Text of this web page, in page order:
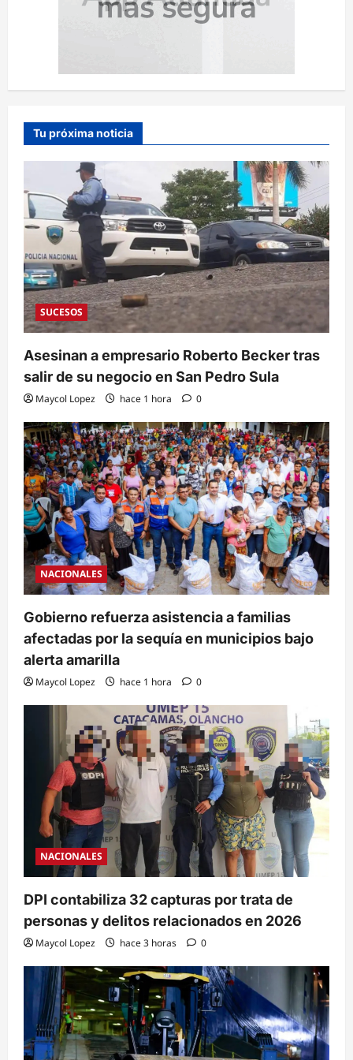
Tu próxima noticia
SUCESOS
Asesinan a empresario Roberto Becker tras
salir de su negocio en San Pedro Sula
Maycol Lopez hace 1 hora 0
NACIONALES
Gobierno refuerza asistencia a familias
afectadas por la sequía en municipios bajo
alerta amarilla
Maycol Lopez hace 1 hora 0
NACIONALES
DPI contabiliza 32 capturas por trata de
personas y delitos relacionados en 2026
Maycol Lopez hace 3 horas 0